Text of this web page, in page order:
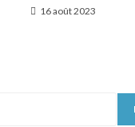
16 août 2023